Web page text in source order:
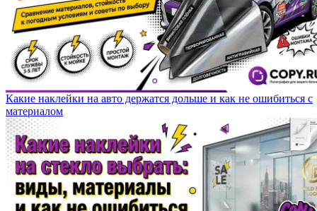
Какие наклейки на авто держатся дольше и как не ошибиться с
материалом